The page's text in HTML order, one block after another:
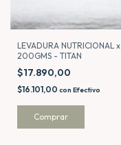
LEVADURA NUTRICIONAL x
200GMS - TITAN
$17.890,00
$16.101,00 con Efectivo